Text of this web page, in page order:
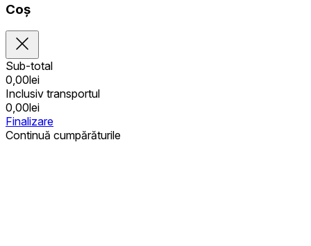
Coș
Sub-total
0,00lei
Inclusiv transportul
0,00lei
Finalizare
Continuă cumpărăturile